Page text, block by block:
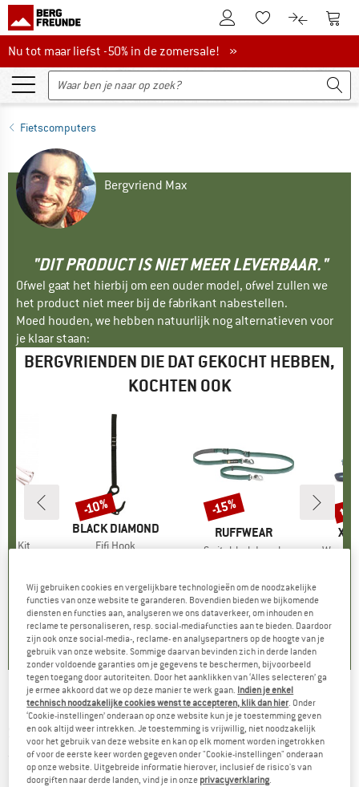
De klantenaccount
Naar deNaar de
Nu tot maar liefst -50% in de zomersale!
Nu tot maar liefst -50% in de zomersale! »
Fietscomputers
Bergvriend Max
"DIT PRODUCT IS NIET MEER LEVERBAAR."
Ofwel gaat het hierbij om een ouder model, ofwel zullen we
het product niet meer bij de fabrikant nabestellen.
Moed houden, we hebben natuurlijk nog alternatieven voor
je klaar staan:
BERGVRIENDEN DIE DAT GEKOCHT HEBBEN,
KOCHTEN OOK
Kit
)
MERK
BLACK DIAMOND
Artikel
Fifi Hook
3,8(5)
Korting
-10%
MERK
RUFFWEAR
Artikel
Switchbak Leash
5,0(1)
Korting
-15%
Artikel
tot
CONTEC - Universele Houder Add.All -
Stuurhouder
(0)
Wij gebruiken cookies en vergelijkbare technologieën om de noodzakelijke
functies van onze website te garanderen. Bovendien bieden we bijkomende
diensten en functies aan, analyseren we ons dataverkeer, om inhouden en
reclame te personaliseren, resp. social-mediafuncties aan te bieden. Daardoor
zijn ook onze social-media-, reclame- en analysepartners op de hoogte van je
gebruik van onze website. Sommige daarvan bevinden zich in derde landen
zonder voldoende garanties om je gegevens te beschermen, bijvoorbeeld
tegen toegang door autoriteiten. Door het aanklikken van ‘Alles selecteren’ ga
je ermee akkoord dat we op deze manier te werk gaan. Indien je enkel
technisch noodzakelijke cookies wenst te accepteren, klik dan hier. Onder
‘Cookie-instellingen’ onderaan op onze website kun je je toestemming geven
en ook altijd weer intrekken. Je toestemming is vrijwillig, niet noodzakelijk
voor het gebruik van deze website en kan op elk moment worden ingetrokken
of voor de eerste keer worden gegeven onder "Cookie-instellingen" onderaan
op onze website. Uitgebreide informatie hierover, inclusief de risico's van
doorgiften naar derde landen, vind je in onze privacyverklaring.